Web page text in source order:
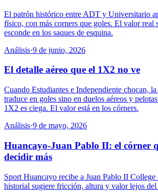
El patrón histórico entre ADT y Universitario
físico, con más corners que goles. El valor real
esconde en los saques de esquina.
Análisis·9 de junio, 2026
El detalle aéreo que el 1X2 no ve
Cuando Estudiantes e Independiente chocan,
traduce en goles sino en duelos aéreos y
1X2 es ciega. El valor está en los córners.
Análisis·9 de mayo, 2026
Huancayo-Juan Pablo II: el córner
decidir más
Sport Huancayo recibe a Juan Pablo II College
historial sugiere fricción, altura y valor lejos